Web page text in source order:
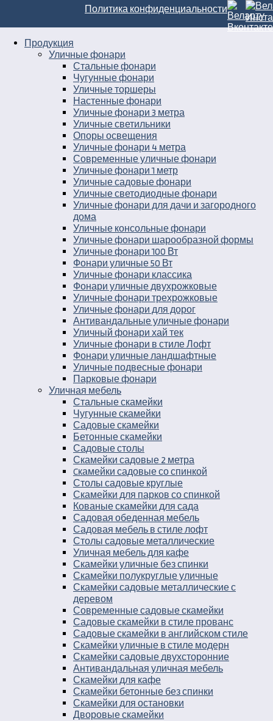
Политика конфиденциальности
Продукция
Уличные фонари
Стальные фонари
Чугунные фонари
Уличные торшеры
Настенные фонари
Уличные фонари 3 метра
Уличные светильники
Опоры освещения
Уличные фонари 4 метра
Современные уличные фонари
Уличные фонари 1 метр
Уличные садовые фонари
Уличные светодиодные фонари
Уличные фонари для дачи и загородного
дома
Уличные консольные фонари
Уличные фонари шарообразной формы
Уличные фонари 100 Вт
Фонари уличные 50 Вт
Уличные фонари классика
Фонари уличные двухрожковые
Уличные фонари трехрожковые
Уличные фонари для дорог
Антивандальные уличные фонари
Уличный фонари хай тек
Уличные фонари в стиле Лофт
Фонари уличные ландшафтные
Уличные подвесные фонари
Парковые фонари
Уличная мебель
Стальные скамейки
Чугунные скамейки
Садовые скамейки
Бетонные скамейки
Садовые столы
Скамейки садовые 2 метра
Cкамейки садовые со спинкой
Столы садовые круглые
Скамейки для парков со спинкой
Кованые скамейки для сада
Садовая обеденная мебель
Садовая мебель в стиле лофт
Столы садовые металлические
Уличная мебель для кафе
Скамейки уличные без спинки
Скамейки полукруглые уличные
Скамейки садовые металлические с
деревом
Современные садовые скамейки
Садовые скамейки в стиле прованс
Садовые скамейки в английском стиле
Скамейки уличные в стиле модерн
Скамейки садовые двухсторонние
Антивандальная уличная мебель
Скамейки для кафе
Скамейки бетонные без спинки
Скамейки для остановки
Дворовые скамейки